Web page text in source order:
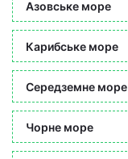
Азовське море
Карибське море
Середземне море
Чорне море